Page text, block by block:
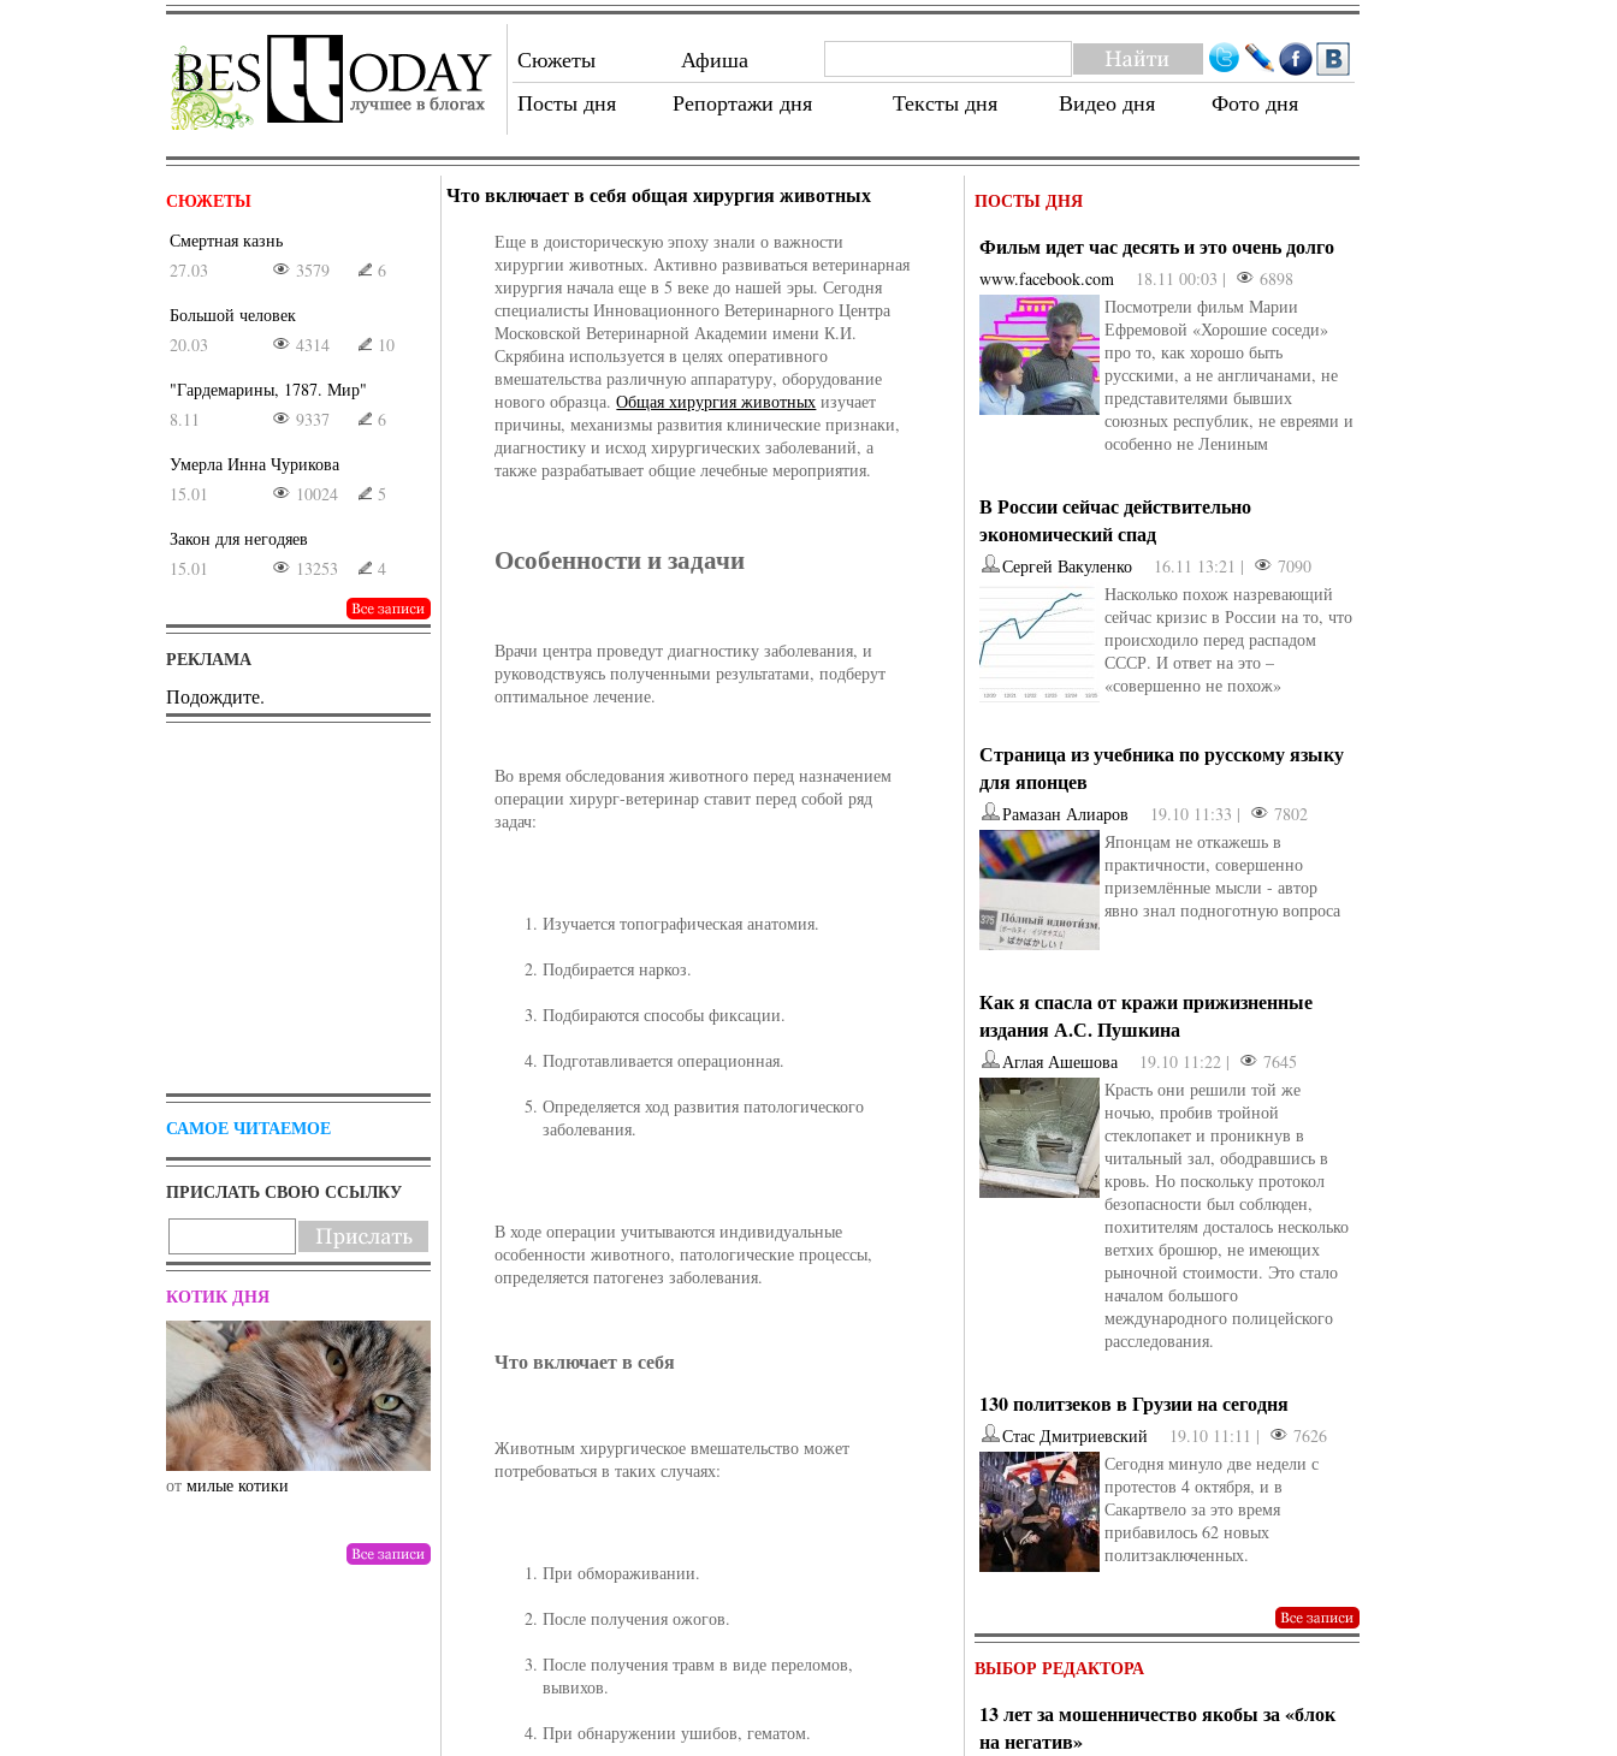
Сюжеты
Афиша
Посты дня
Репортажи дня Тексты дня Видео дня Фото дня
СЮЖЕТЫ
Смертная казнь
27.03
3579
6
Большой человек
20.03
4314
10
"Гардемарины, 1787. Мир"
8.11
9337
6
Умерла Инна Чурикова
15.01
10024
5
Закон для негодяев
15.01
13253 4
РЕКЛАМА
Подождите.
САМОЕ ЧИТАЕМОЕ
ПРИСЛАТЬ СВОЮ ССЫЛКУ
КОТИК ДНЯ
отмилые котики drunktwi отНаталья Верхова от Ирина Иновели от kotyaravesel
Что включает в себя общая хирургия животных
Еще в доисторическую эпоху знали о важности
хирургии животных. Активно развиваться ветеринарная
хирургия начала еще в 5 веке до нашей эры. Сегодня
специалисты Инновационного Ветеринарного Центра
Московской Ветеринарной Академии имени К.И.
Скрябина используется в целях оперативного
вмешательства различную аппаратуру, оборудование
нового образца.Общая хирургия животных изучает
причины, механизмы развития клинические признаки,
диагностику и исход хирургических заболеваний, а
также разрабатывает общие лечебные мероприятия.
Особенности и задачи
Врачи центра проведут диагностику заболевания, и
руководствуясь полученными результатами, подберут
оптимальное лечение.
Во время обследования животного перед назначением
операции хирург-ветеринар ставит перед собой ряд
задач:
Изучается топографическая анатомия.
Подбирается наркоз.
Подбираются способы фиксации.
Подготавливается операционная.
Определяется ход развития патологического
заболевания.
В ходе операции учитываются индивидуальные
особенности животного, патологические процессы,
определяется патогенез заболевания.
Что включает в себя
Животным хирургическое вмешательство может
потребоваться в таких случаях:
При обмораживании.
После получения ожогов.
После получения травм в виде переломов,
вывихов.
При обнаружении ушибов, гематом.
ПОСТЫ ДНЯ
Фильм идет час десять и это очень долго
www.facebook.com 18.11 00:03 |
6898
Посмотрели фильм Марии
Ефремовой «Хорошие соседи»
про то, как хорошо быть
русскими, а не англичанами, не
представителями бывших
союзных республик, не евреями и
особенно не Лениным
В России сейчас действительно
экономический спад
Сергей Вакуленко 16.11 13:21 |
7090
Насколько похож назревающий
сейчас кризис в России на то, что
происходило перед распадом
СССР. И ответ на это –
«совершенно не похож»
Страница из учебника по русскому языку
для японцев
Рамазан Алиаров 19.10 11:33 |
7802
Японцам не откажешь в
практичности, совершенно
приземлённые мысли - автор
явно знал подноготную вопроса
Как я спасла от кражи прижизненные
издания А.С. Пушкина
Аглая Ашешова 19.10 11:22 |
7645
Красть они решили той же
ночью, пробив тройной
стеклопакет и проникнув в
читальный зал, ободравшись в
кровь. Но поскольку протокол
безопасности был соблюден,
похитителям досталось несколько
ветхих брошюр, не имеющих
рыночной стоимости. Это стало
началом большого
международного полицейского
расследования.
130 политзеков в Грузии на сегодня
Стас Дмитриевский 19.10 11:11 |
7626
Сегодня минуло две недели с
протестов 4 октября, и в
Сакартвело за это время
прибавилось 62 новых
политзаключенных.
ВЫБОР РЕДАКТОРА
13 лет за мошенничество якобы за «блок
на негатив»